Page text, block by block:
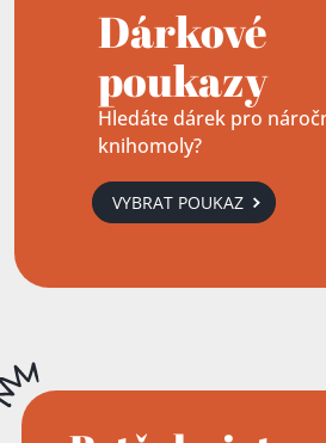
Dárkové
poukazy
Hledáte dárek pro
knihomoly?
VYBRAT POUKAZ